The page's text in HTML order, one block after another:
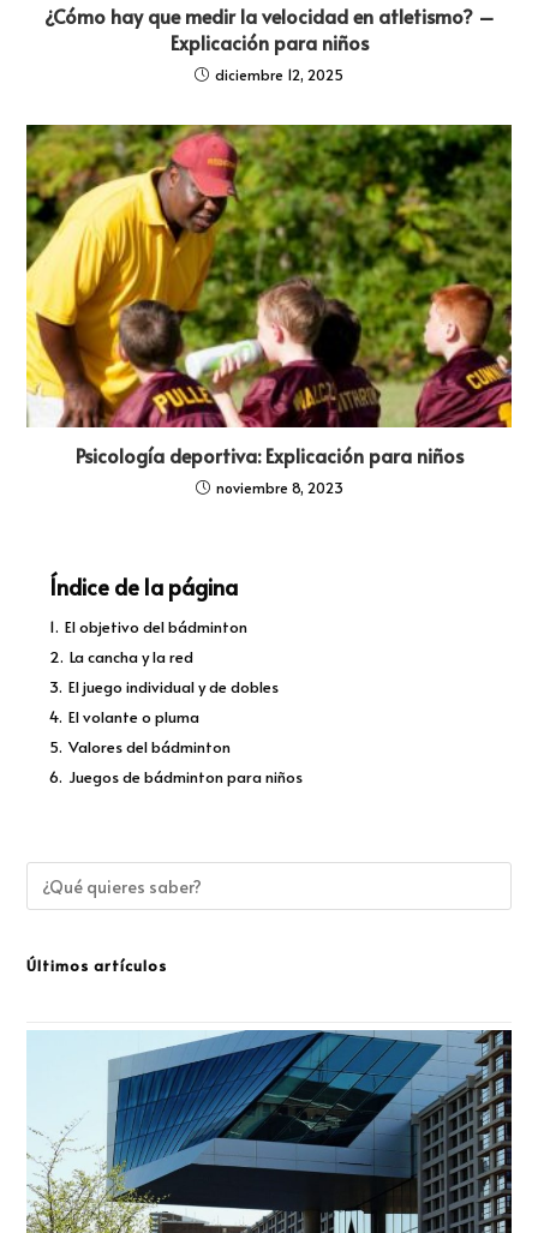
¿Cómo hay que medir la velocidad en atletismo? –
Explicación para niños
diciembre 12, 2025
Psicología deportiva: Explicación para niños
noviembre 8, 2023
Índice de la página
1. El objetivo del bádminton
2. La cancha y la red
3. El juego individual y de dobles
4. El volante o pluma
5. Valores del bádminton
6. Juegos de bádminton para niños
Últimos artículos